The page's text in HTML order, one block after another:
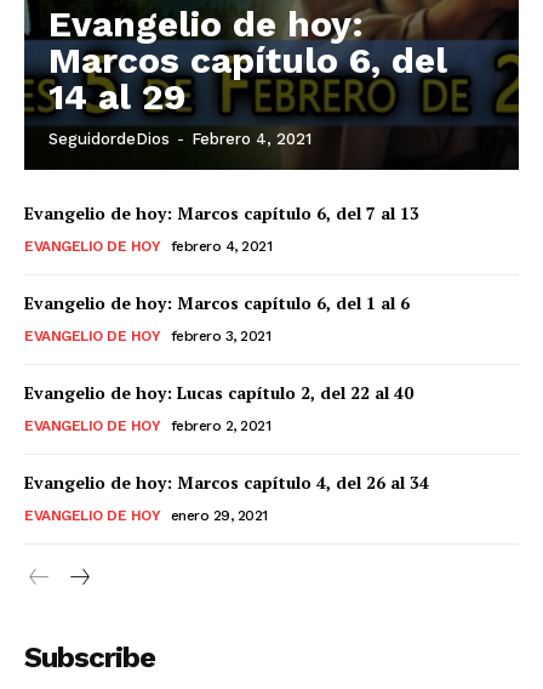
Evangelio de hoy:
Marcos capítulo 6, del
14 al 29
SeguidordeDios - Febrero 4, 2021
Evangelio de hoy: Marcos capítulo 6, del 7 al 13
EVANGELIO DE HOY febrero 4, 2021
Evangelio de hoy: Marcos capítulo 6, del 1 al 6
EVANGELIO DE HOY febrero 3, 2021
Evangelio de hoy: Lucas capítulo 2, del 22 al 40
EVANGELIO DE HOY febrero 2, 2021
Evangelio de hoy: Marcos capítulo 4, del 26 al 34
EVANGELIO DE HOY enero 29, 2021
Subscribe